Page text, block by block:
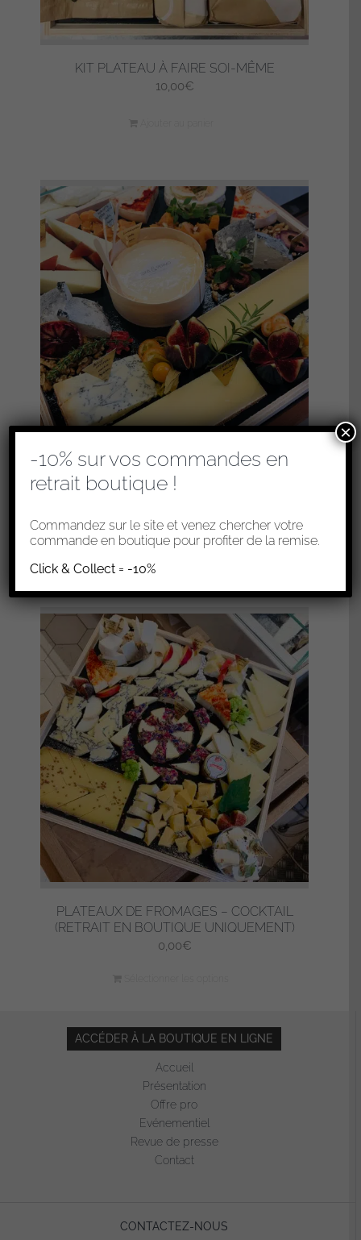
KIT PLATEAU À FAIRE SOI-MÊME
10,00€
PLATEAUX DE FROMAGES – FIN DE REPAS
(RETRAIT EN BOUTIQUE UNIQUEMENT)
0,00
Sélectionner les options
PLATEAUX DE FROMAGES – COCKTAIL
(RETRAIT EN BOUTIQUE UNIQUEMENT)
0,00€
ACCÉDER À LA BOUTIQUE EN LIGNE
Accueil
Présentation
Offre pro
Evénementiel
Revue de presse
Contact
CONTACTEZ-NOUS
-10% sur vos commandes en
retrait boutique !
Commandez sur le site et venez chercher votre
commande en boutique pour profiter de la remise.
Click & Collect = -10%
×